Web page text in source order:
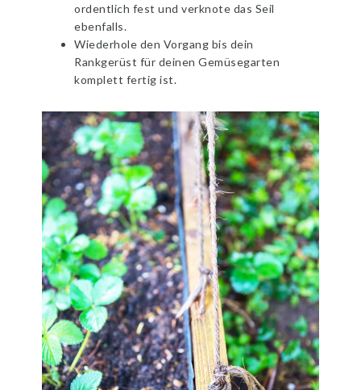
ordentlich fest und verknote das Seil
ebenfalls.
Wiederhole den Vorgang bis dein
Rankgerüst für deinen Gemüsegarten
komplett fertig ist.